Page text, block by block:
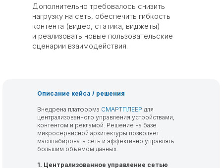
Дополнительно требовалось снизить
нагрузку на сеть, обеспечить гибкость
контента (видео, статика, виджеты)
и реализовать новые пользовательские
сценарии взаимодействия.
Описание кейса / решения
Внедрена платформа СМАРТПЛЕЕР для
централизованного управления устройствами,
контентом и рекламой. Решение на базе
микросервисной архитектуры позволяет
масштабировать сеть и эффективно управлять
большим объемом данных.
1. Централизованное управление сетью